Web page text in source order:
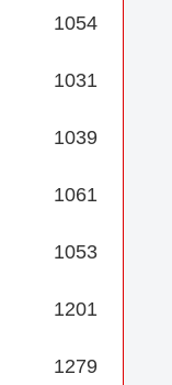
1054
1031
1039
1061
1053
1201
1279